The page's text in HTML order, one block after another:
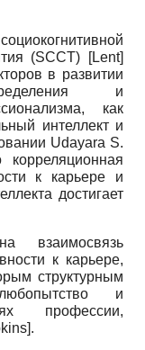
(SCCT) [Lent]
в развитии
и
как
интеллект и
Udayara S.
корреляционная
к карьере и
достигает
взаимосвязь
к карьере,
структурным
и
профессии,
].